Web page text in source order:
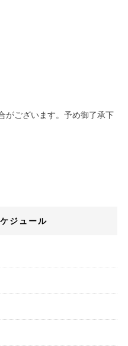
がございます。予め御了承下
ジュール